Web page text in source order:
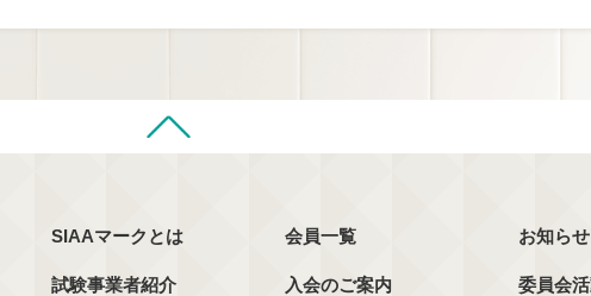
SIAAマークとは
試験事業者紹介
会員一覧
入会のご案内
お知らせ
委員会